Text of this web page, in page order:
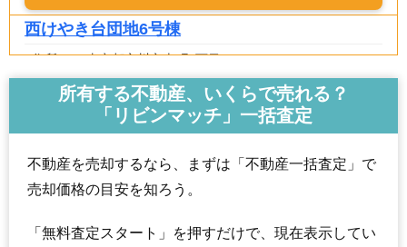
西けやき台団地6号棟
住所 東京都立川市幸町2丁目
相場 1,200万円～1,400万円
マンションナビで
無料一括査定をする
ダイアパレス立川幸町
所有する不動産、いくらで売れる？
「リビンマッチ」一括査定
不動産を売却するなら、まずは「不動産一括査定」で
売却価格の目安を知ろう。
「無料査定スタート」を押すだけで、現在表示してい